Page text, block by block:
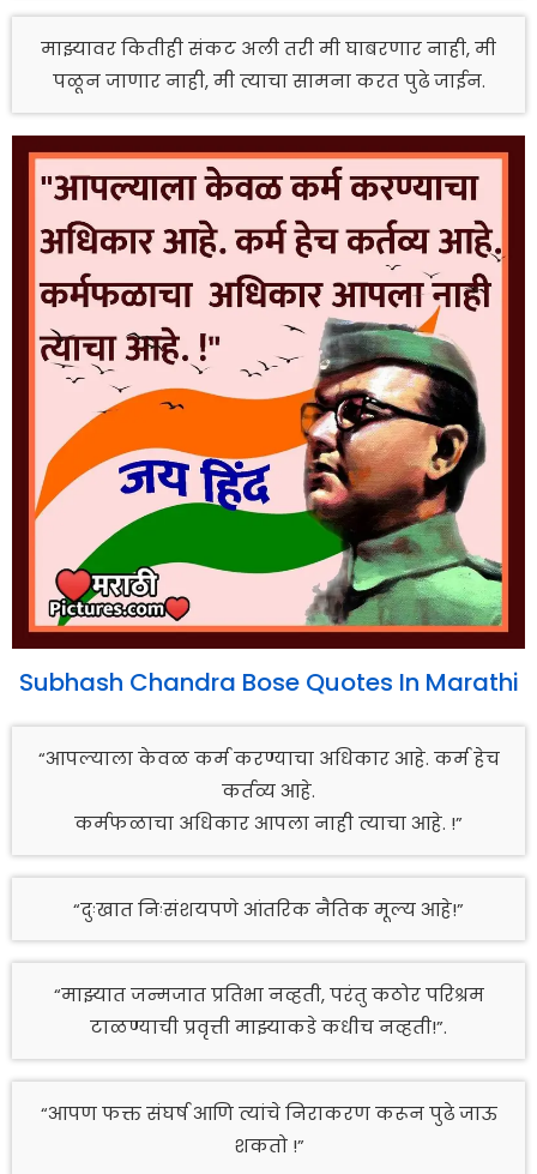
माझ्यावर कितीही संकट अली तरी मी घाबरणार नाही, मी
पळून जाणार नाही, मी त्याचा सामना करत पुढे जाईन.
Subhash Chandra Bose Quotes In Marathi
“आपल्याला केवळ कर्म करण्याचा अधिकार आहे. कर्म हेच
कर्तव्य आहे.
कर्मफळाचा अधिकार आपला नाही त्याचा आहे. !”
“दुःखात निःसंशयपणे आंतरिक नैतिक मूल्य आहे!”
“माझ्यात जन्मजात प्रतिभा नव्हती, परंतु कठोर परिश्रम
टाळण्याची प्रवृत्ती माझ्याकडे कधीच नव्हती!”.
“आपण फक्त संघर्ष आणि त्यांचे निराकरण करून पुढे जाऊ
शकतो !”